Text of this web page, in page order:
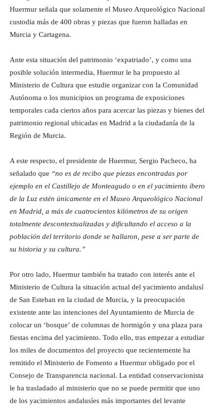
Huermur señala que solamente el Museo Arqueológico Nacional
custodia más de 400 obras y piezas que fueron halladas en
Murcia y Cartagena.
Ante esta situación del patrimonio ‘expatriado’, y como una
posible solución intermedia, Huermur le ha propuesto al
Ministerio de Cultura que estudie organizar con la Comunidad
Autónoma o los municipios un programa de exposiciones
temporales cada ciertos años para acercar las piezas y bienes del
patrimonio regional ubicadas en Madrid a la ciudadanía de la
Región de Murcia.
A este respecto, el presidente de Huermur, Sergio Pacheco, ha
señalado que “no es de recibo que piezas encontradas por
ejemplo en el Castillejo de Monteagudo o en el yacimiento íbero
de la Luz estén únicamente en el Museo Arqueológico Nacional
en Madrid, a más de cuatrocientos kilómetros de su origen
totalmente descontextualizadas y dificultando el acceso a la
población del territorio donde se hallaron, pese a ser parte de
su historia y su cultura.”
Por otro lado, Huermur también ha tratado con interés ante el
Ministerio de Cultura la situación actual del yacimiento andalusí
de San Esteban en la ciudad de Murcia, y la preocupación
existente ante las intenciones del Ayuntamiento de Murcia de
colocar un ‘bosque’ de columnas de hormigón y una plaza para
fiestas encima del yacimiento. Todo ello, tras empezar a estudiar
los miles de documentos del proyecto que recientemente ha
remitido el Ministerio de Fomento a Huermur obligado por el
Consejo de Transparencia nacional. La entidad conservacionista
le ha trasladado al ministerio que no se puede permitir que uno
de los yacimientos andalusíes más importantes del levante